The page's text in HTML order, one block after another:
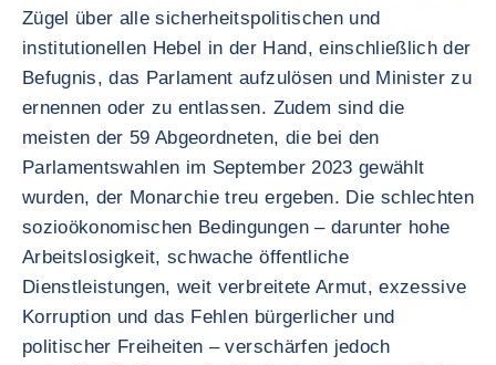
Zügel über alle sicherheitspolitischen und
institutionellen Hebel in der Hand, einschließlich der
Befugnis, das Parlament aufzulösen und Minister zu
ernennen oder zu entlassen. Zudem sind die
meisten der 59 Abgeordneten, die bei den
Parlamentswahlen im September 2023 gewählt
wurden, der Monarchie treu ergeben. Die schlechten
sozioökonomischen Bedingungen – darunter hohe
Arbeitslosigkeit, schwache öffentliche
Dienstleistungen, weit verbreitete Armut, exzessive
Korruption und das Fehlen bürgerlicher und
politischer Freiheiten – verschärfen jedoch